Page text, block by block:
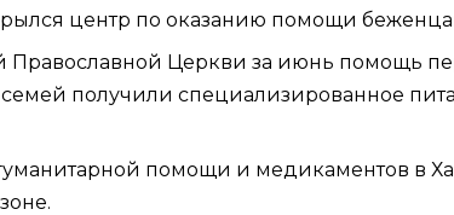
центр по оказанию помощи
Православной Церкви за июнь помощь
получили специализированное
помощи и медикаментов в